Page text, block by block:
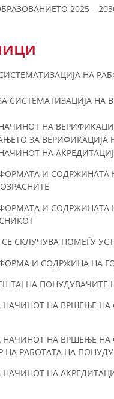
2025 –
НА
СИСТЕМАТИЗАЦИЈА НА
НА
ЗА
НА
И СОДРЖИНАТА
И СОДРЖИНАТА
СКЛУЧУВА ПОМЕЃУ
И СОДРЖИНА НА
НА ПОНУДУВАЧИТЕ
НАЧИНОТ НА ВРШЕЊЕ НА
НАЧИНОТ НА ВРШЕЊЕ НА
НА РАБОТАТА НА
НАЧИНОТ НА